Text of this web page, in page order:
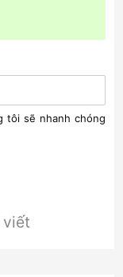
tôi sẽ nhanh chóng
viết